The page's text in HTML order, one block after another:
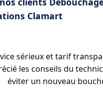
Clamart
sérieux et tarif
les conseils du
éviter un nouveau